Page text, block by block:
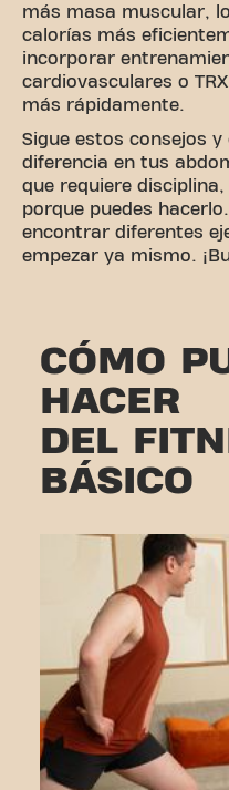
más masa muscular,
calorías más
incorporar
cardiovasculares o
más rápidamente.
Sigue estos consejos
diferencia en tus
que requiere
porque puedes
encontrar diferentes
empezar ya mismo.
CÓMO
HACER
DEL
BÁSICO